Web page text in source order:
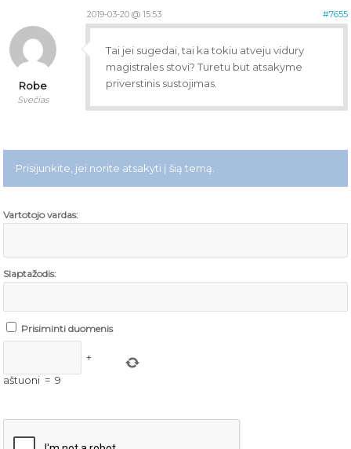
2019-03-20 @ 15:53 #7655
Robe
Svečias
Tai jei sugedai, tai ka tokiu atveju vidury
magistrales stovi? Turetu but atsakyme
priverstinis sustojimas.
Prisijunkite, jei norite atsakyti į šią temą.
Vartotojo vardas:
Slaptažodis:
Prisiminti duomenis
+
aštuoni = 9